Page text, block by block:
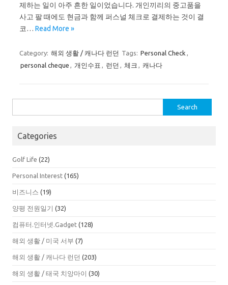
제하는 일이 아주 흔한 일이었습니다. 개인끼리의 중고품을
사고 팔 때에도 현금과 함께 퍼스널 체크로 결제하는 것이 결
코… Read More »
Category: 해외 생활 / 캐나다 런던 Tags: Personal Check ,
personal cheque , 개인수표 , 런던 , 체크 , 캐나다
for:
Categories
Golf Life (22)
Personal Interest (165)
비즈니스 (19)
양평 전원일기 (32)
컴퓨터.인터넷.Gadget (128)
해외 생활 / 미국 서부 (7)
해외 생활 / 캐나다 런던 (203)
해외 생활 / 태국 치앙마이 (30)